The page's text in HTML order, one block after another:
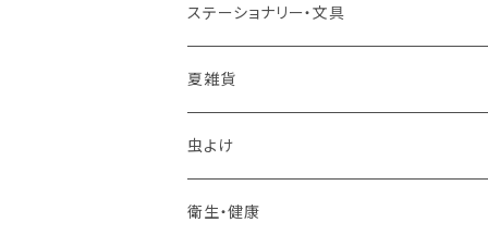
マグカップ
スプーン
箸置き
その他
ステーショナリー・文具
夏雑貨
虫よけ
衛生・健康